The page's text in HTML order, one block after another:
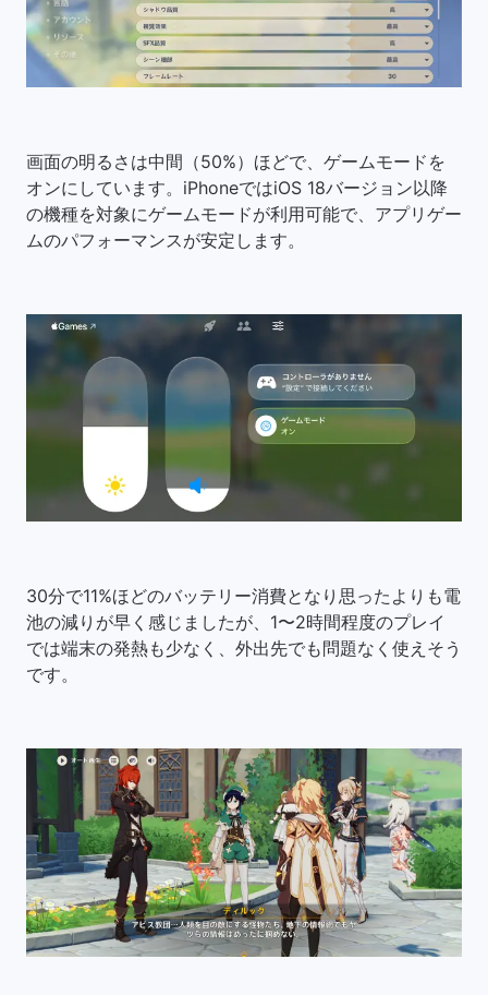
画面の明るさは中間（50%）ほどで、ゲームモードを
オンにしています。iPhoneではiOS 18バージョン以降
の機種を対象にゲームモードが利用可能で、アプリゲー
ムのパフォーマンスが安定します。
30分で11%ほどのバッテリー消費となり思ったよりも電
池の減りが早く感じましたが、1〜2時間程度のプレイ
では端末の発熱も少なく、外出先でも問題なく使えそう
です。